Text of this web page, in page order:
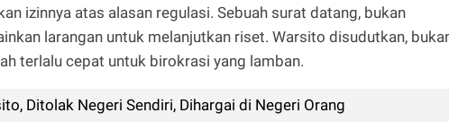
izinnya atas alasan regulasi. Sebuah surat datang, bukan
larangan untuk melanjutkan riset. Warsito disudutkan,
terlalu cepat untuk birokrasi yang lamban.
Ditolak Negeri Sendiri, Dihargai di Negeri Orang